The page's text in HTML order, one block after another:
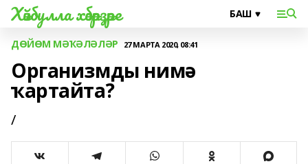
Хәйбулла хәбәрҙәре
ДӨЙӨМ МӘҠӘЛӘЛӘР 27 МАРТА 2020, 08:41
Организмды нимә
ҡартайта?
/